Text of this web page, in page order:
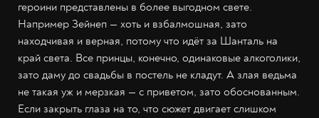
героини представлены в более выгодном свете.
Например Зейнеп — хоть и взбалмошная, зато
находчивая и верная, потому что идёт за Шанталь на
край света. Все принцы, конечно, одинаковые алкоголики,
зато даму до свадьбы в постель не кладут. А злая ведьма
не такая уж и мерзкая — с приветом, зато обоснованным.
Если закрыть глаза на то, что сюжет двигает слишком